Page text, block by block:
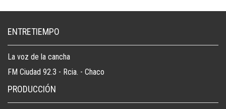
ENTRETIEMPO
La voz de la cancha
FM Ciudad 92.3 - Rcia. - Chaco
PRODUCCIÓN